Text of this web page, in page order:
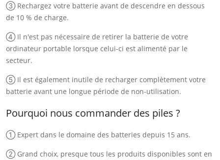
③ Rechargez votre batterie avant de descendre en dessous
de 10 % de charge.
④ Il n'est pas nécessaire de retirer la batterie de votre
ordinateur portable lorsque celui-ci est alimenté par le
secteur.
⑤ Il est également inutile de recharger complètement votre
batterie avant une longue période de non-utilisation.
Pourquoi nous commander des piles ?
① Expert dans le domaine des batteries depuis 15 ans.
② Grand choix, presque tous les produits disponibles sont en